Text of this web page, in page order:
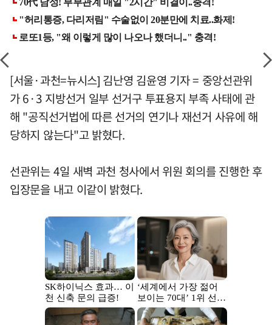
[서울·과천=뉴시스] 김난영 김윤영 기자 = 중앙선관위
가 6·3 지방선거 일부 선거구 투표용지 부족 사태에 관
해 "공직선거법에 따른 선거의 연기나 재선거 사유에 해
당하지 않는다"고 밝혔다.
선관위는 4일 새벽 과천 청사에서 위원 회의를 진행한 후
입장문을 내고 이같이 밝혔다.